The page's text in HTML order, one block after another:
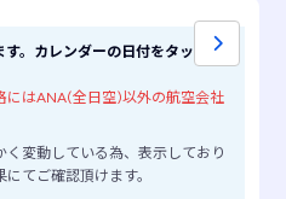
。カレンダーの日付をタップし
はANA(全日空)以外の航空会社
変動している為、表示しており
てご確認頂けます。